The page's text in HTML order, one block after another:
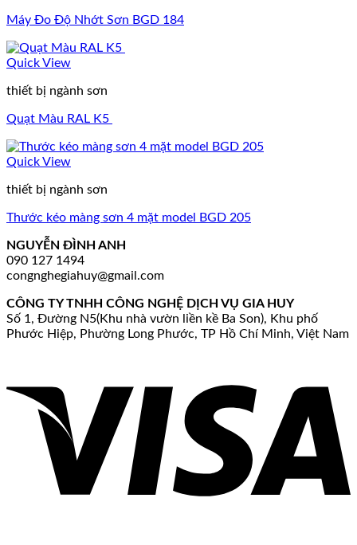
Máy Đo Độ Nhớt Sơn BGD 184
Quick View
thiết bị ngành sơn
Quạt Màu RAL K5
Quick View
thiết bị ngành sơn
Thước kéo màng sơn 4 mặt model BGD 205
NGUYỄN ĐÌNH ANH
090 127 1494
congnghegiahuy@gmail.com
CÔNG TY TNHH CÔNG NGHỆ DỊCH VỤ GIA HUY
Số 1, Đường N5(Khu nhà vườn liền kề Ba Son), Khu phố
Phước Hiệp, Phường Long Phước, TP Hồ Chí Minh, Việt Nam